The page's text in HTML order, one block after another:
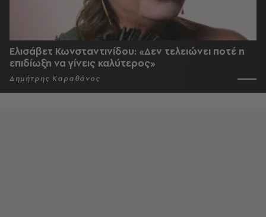
Ελισάβετ Κωνσταντινίδου: «Δεν τελειώνει ποτέ η
επιδίωξη να γίνεις καλύτερος»
Δημήτρης Καραθάνος